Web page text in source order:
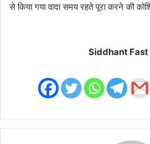
से किया गया वादा समय रहते पूरा करने की
Siddhant Fast